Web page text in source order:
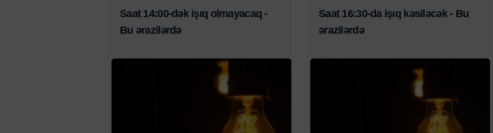
Saat 14:00-dək işıq olmayacaq -
Bu ərazilərdə
Saat 16:30-da işıq kəsiləcək - Bu
ərazilərdə